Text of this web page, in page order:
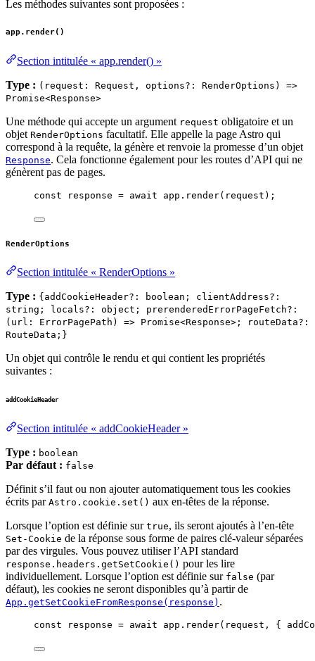
Les méthodes suivantes sont proposées :
app.render()
Section intitulée « app.render() »
Type : (request: Request, options?: RenderOptions) =>
Promise<Response>
Une méthode qui accepte un argument request obligatoire et un
objet RenderOptions facultatif. Elle appelle la page Astro qui
correspond à la requête, la génère et renvoie la promesse d’un objet
Response. Cela fonctionne également pour les routes d’API qui ne
génèrent pas de pages.
const response = await app . render( request );
RenderOptions
Section intitulée « RenderOptions »
Type : {addCookieHeader?: boolean; clientAddress?:
string; locals?: object; prerenderedErrorPageFetch?:
(url: ErrorPagePath) => Promise<Response>; routeData?:
RouteData;}
Un objet qui contrôle le rendu et qui contient les propriétés
suivantes :
addCookieHeader
Section intitulée « addCookieHeader »
Type : boolean
Par défaut : false
Définit s’il faut ou non ajouter automatiquement tous les cookies
écrits par Astro.cookie.set() aux en-têtes de la réponse.
Lorsque l’option est définie sur true, ils seront ajoutés à l’en-tête
Set-Cookie de la réponse sous forme de paires clé-valeur séparées
par des virgules. Vous pouvez utiliser l’API standard
response.headers.getSetCookie() pour les lire
individuellement. Lorsque l’option est définie sur false (par
défaut), les cookies ne seront disponibles qu’à partir de
App.getSetCookieFromResponse(response) .
const response = await app . render( request , {